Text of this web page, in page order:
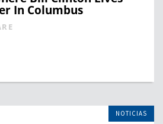
In Columbus
NOTICIAS